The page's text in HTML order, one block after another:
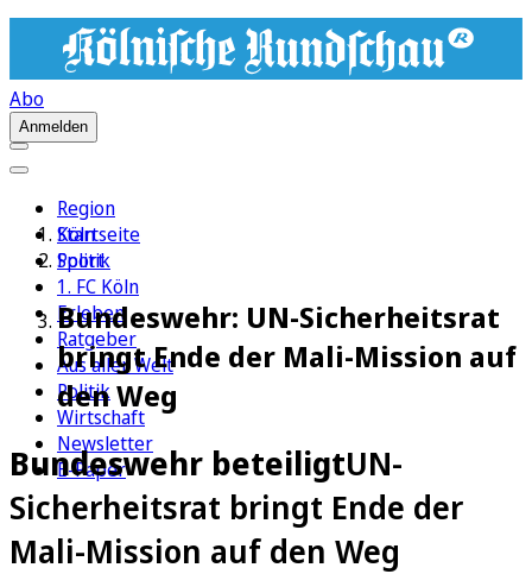
Abo
Anmelden
Region
Köln
Sport
1. FC Köln
Erleben
Ratgeber
Aus aller Welt
Politik
Wirtschaft
Newsletter
E-Paper
Startseite
Politik
Bundeswehr: UN-Sicherheitsrat
bringt Ende der Mali-Mission auf
den Weg
Bundeswehr beteiligtUN-
Sicherheitsrat bringt Ende der
Mali-Mission auf den Weg